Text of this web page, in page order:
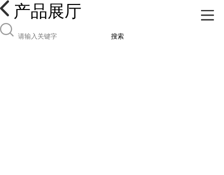
产品展厅
搜索